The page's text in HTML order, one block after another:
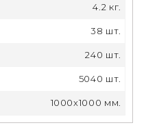
4.2 кг.
38 шт.
240 шт.
5040 шт.
1000x1000 мм.